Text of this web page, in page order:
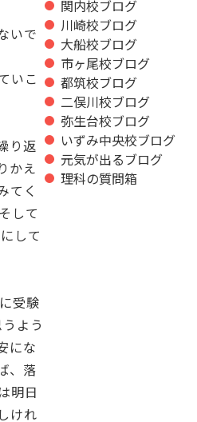
いで
いこ
り返
かえ
てく
して
して
受験
よう
にな
、落
明日
けれ
関内校ブログ
川崎校ブログ
大船校ブログ
市ヶ尾校ブログ
都筑校ブログ
二俣川校ブログ
弥生台校ブログ
いずみ中央校ブログ
元気が出るブログ
理科の質問箱